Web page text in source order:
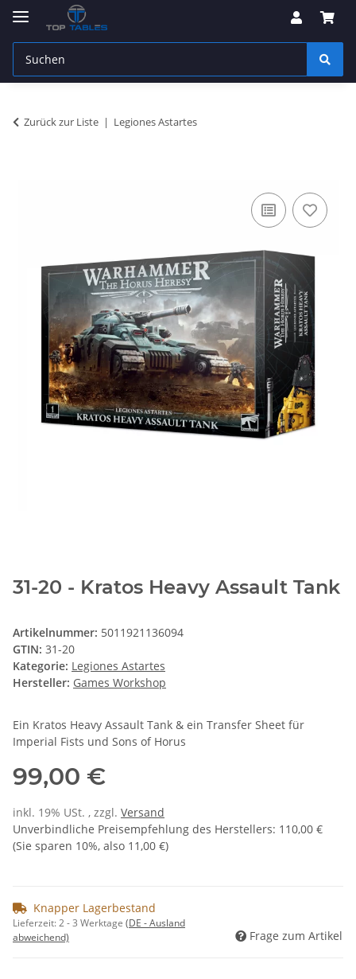
Zurück zur Liste Legiones Astartes
31-20 - Kratos Heavy Assault Tank
Artikelnummer: 5011921136094
GTIN: 31-20
Kategorie: Legiones Astartes
Hersteller: Games Workshop
Ein Kratos Heavy Assault Tank & ein Transfer Sheet für
Imperial Fists und Sons of Horus
99,00 €
inkl. 19% USt. , zzgl. Versand
Unverbindliche Preisempfehlung des Herstellers: 110,00 €
(Sie sparen 10%, also 11,00 €)
Knapper Lagerbestand
Lieferzeit:2 - 3 Werktage (DE - Ausland
abweichend)
Frage zum Artikel